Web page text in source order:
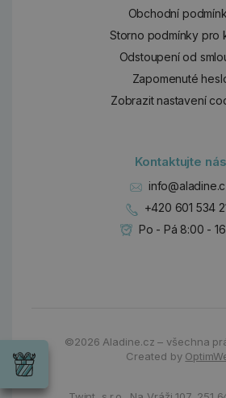
Obchodní
Storno podmínky pro
Odstoupení od
Zapomenuté
Zobrazit nastavení
Kontaktujte nás
+420 601 534
Po - Pá 8:00 -
©2026Aladine.cz – všechna
Created by
Wrendale
Chci si vybrat